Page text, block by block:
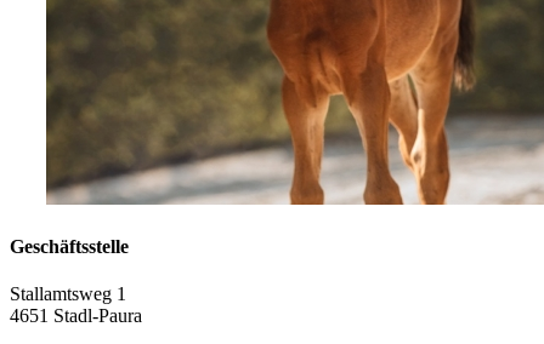
Geschäftsstelle
Stallamtsweg 1
4651 Stadl-Paura